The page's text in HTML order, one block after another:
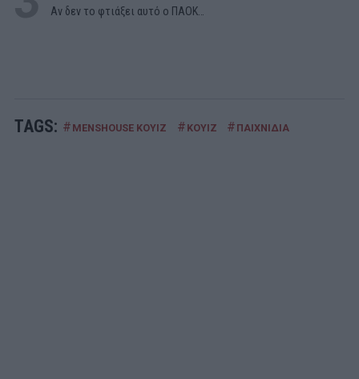
Αν δεν το φτιάξει αυτό ο ΠΑΟΚ…
TAGS: # MENSHOUSE ΚΟΥΙΖ # ΚΟΥΙΖ # ΠΑΙΧΝΙΔΙΑ